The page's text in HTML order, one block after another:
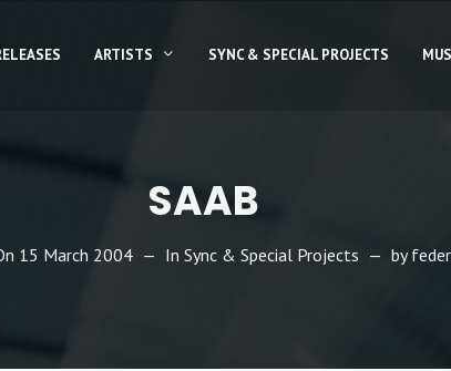
ARTISTS SYNC & SPECIAL PROJECTS
SAAB
15 March 2004 In Sync & Special Projects by